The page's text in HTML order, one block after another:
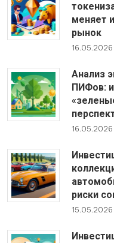
меняет
рынок
16.05.2026
Анализ
ПИФов:
16.05.2026
риски
15.05.2026